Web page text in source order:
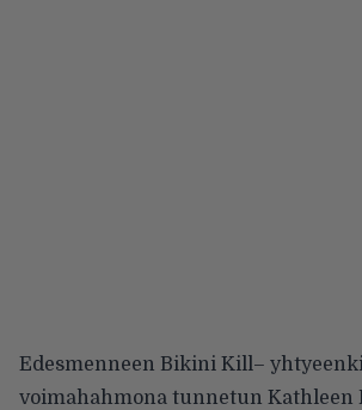
Edesmenneen Bikini Kill–
voimahahmona tunnetun Kathleen